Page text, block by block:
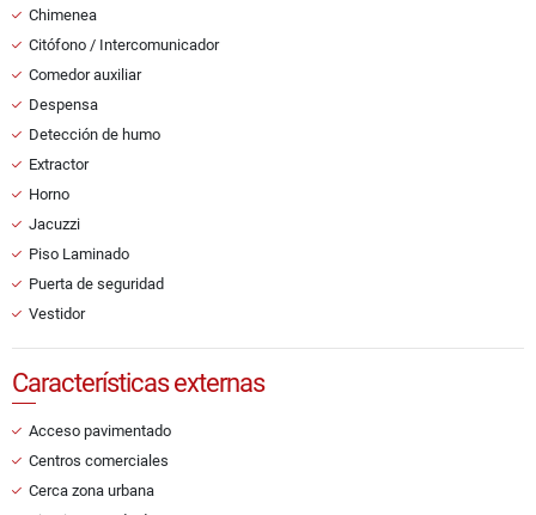
Chimenea
Citófono / Intercomunicador
Comedor auxiliar
Despensa
Detección de humo
Extractor
Horno
Jacuzzi
Piso Laminado
Puerta de seguridad
Vestidor
Características externas
Acceso pavimentado
Centros comerciales
Cerca zona urbana